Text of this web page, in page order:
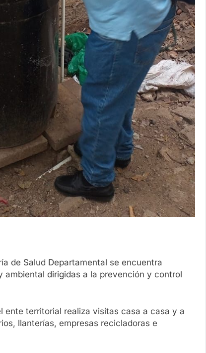
de Salud Departamental se encuentra
dirigidas a la prevención y control
ente territorial realiza visitas casa a casa y a
llanterías, empresas recicladoras e